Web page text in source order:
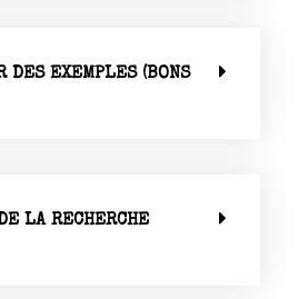
DES EXEMPLES (BONS
LA RECHERCHE